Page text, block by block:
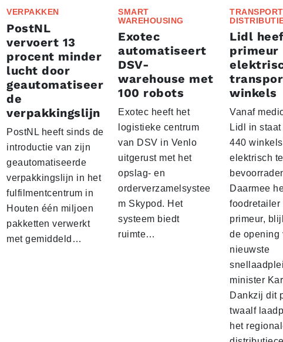
VERPAKKEN
PostNL
vervoert 13
procent minder
lucht door
geautomatiseer
de
verpakkingslijn
PostNL heeft sinds de
introductie van zijn
geautomatiseerde
verpakkingslijn in het
fulfilmentcentrum in
Houten één miljoen
pakketten verwerkt
met gemiddeld…
SMART
WAREHOUSING
Exotec
automatiseert
DSV-
warehouse met
100 robots
Exotec heeft het
logistieke centrum
van DSV in Venlo
uitgerust met het
opslag- en
orderverzamelsystee
m Skypod. Het
systeem biedt
ruimte…
Lidl
primeur
winkels
Vanaf
Lidl in
440 winkels
elektrisch te
Daarmee
foodretailer
primeur,
de opening
nieuwste
minister
Dankzij dit
twaalf
het